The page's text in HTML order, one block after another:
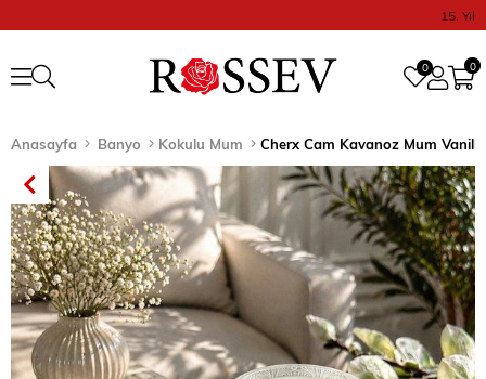
15. Yıl
0
0
Anasayfa Banyo Kokulu Mum Cherx Cam Kavanoz Mum